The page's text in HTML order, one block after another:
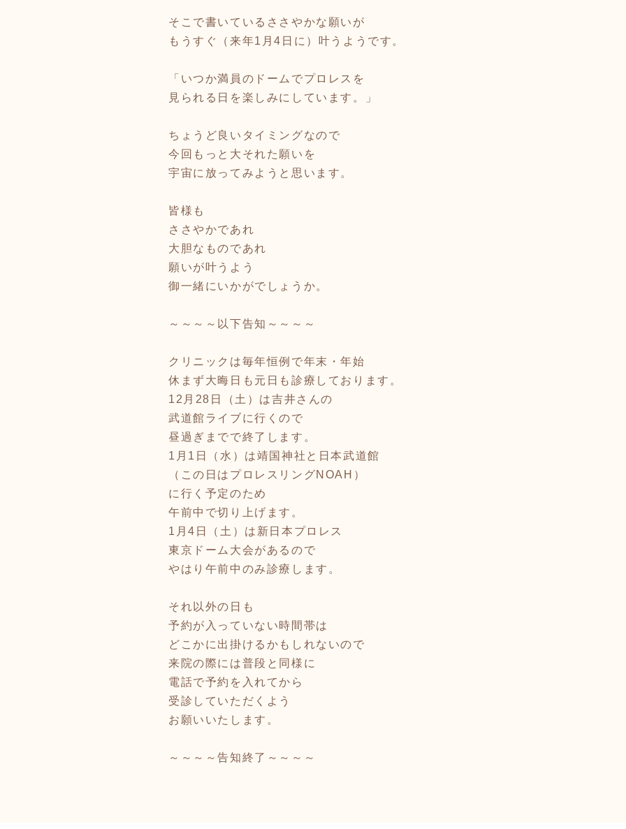
そこで書いているささやかな願いが
もうすぐ（来年1月4日に）叶うようです。
「いつか満員のドームでプロレスを
見られる日を楽しみにしています。」
ちょうど良いタイミングなので
今回もっと大それた願いを
宇宙に放ってみようと思います。
皆様も
ささやかであれ
大胆なものであれ
願いが叶うよう
御一緒にいかがでしょうか。
～～～～以下告知～～～～
クリニックは毎年恒例で年末・年始
休まず大晦日も元日も診療しております。
12月28日（土）は吉井さんの
武道館ライブに行くので
昼過ぎまでで終了します。
1月1日（水）は靖国神社と日本武道館
（この日はプロレスリングNOAH）
に行く予定のため
午前中で切り上げます。
1月4日（土）は新日本プロレス
東京ドーム大会があるので
やはり午前中のみ診療します。
それ以外の日も
予約が入っていない時間帯は
どこかに出掛けるかもしれないので
来院の際には普段と同様に
電話で予約を入れてから
受診していただくよう
お願いいたします。
～～～～告知終了～～～～